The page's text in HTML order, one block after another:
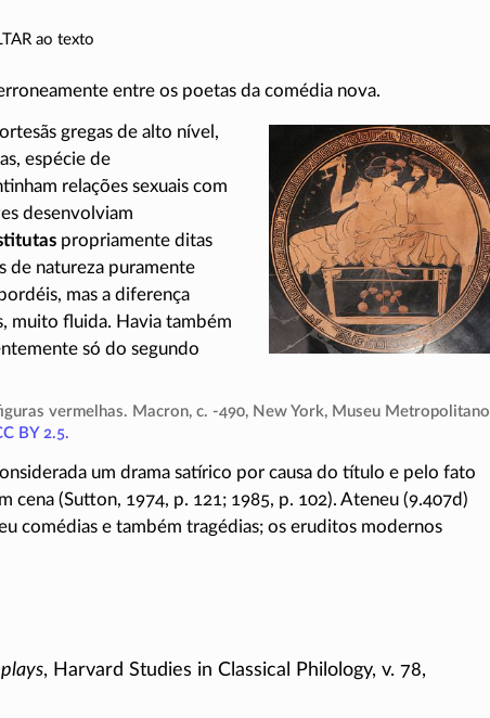
ao texto
entre os poetas da comédia nova.
gregas de alto nível,
espécie de
relações sexuais com
desenvolviam
propriamente ditas
de natureza puramente
mas a diferença
muito fluida. Havia também
só do segundo
vermelhas. Macron, c. -490, New York, Museu Metropolitano
BY 2.5.
um drama satírico por causa do título e pelo fato
cena (Sutton, 1974, p. 121; 1985, p. 102). Ateneu (9.407d)
comédias e também tragédias; os eruditos modernos
, Harvard Studies in Classical Philology, v. 78,